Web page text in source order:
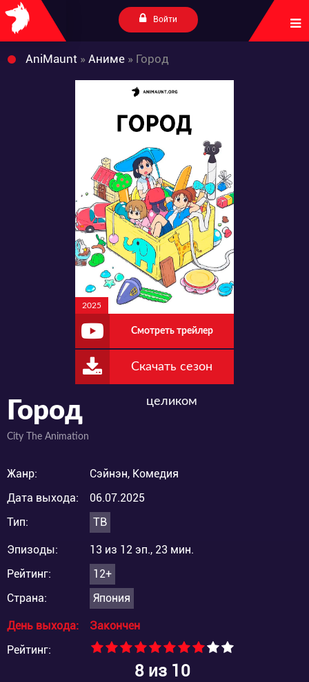
Войти
AniMaunt » Аниме » Город
2025
Смотреть трейлер
Скачать сезон
целиком
Город
City The Animation
Жанр:
Сэйнэн, Комедия
Дата выхода:
06.07.2025
Тип:
ТВ
Эпизоды:
13 из 12 эп., 23 мин.
Рейтинг:
12+
Страна:
Япония
День выхода:
Закончен
Рейтинг:
8из 10